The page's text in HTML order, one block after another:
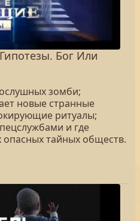
Бог Или
зомби;
новые странные
ритуалы;
и где
опасных тайных обществ.